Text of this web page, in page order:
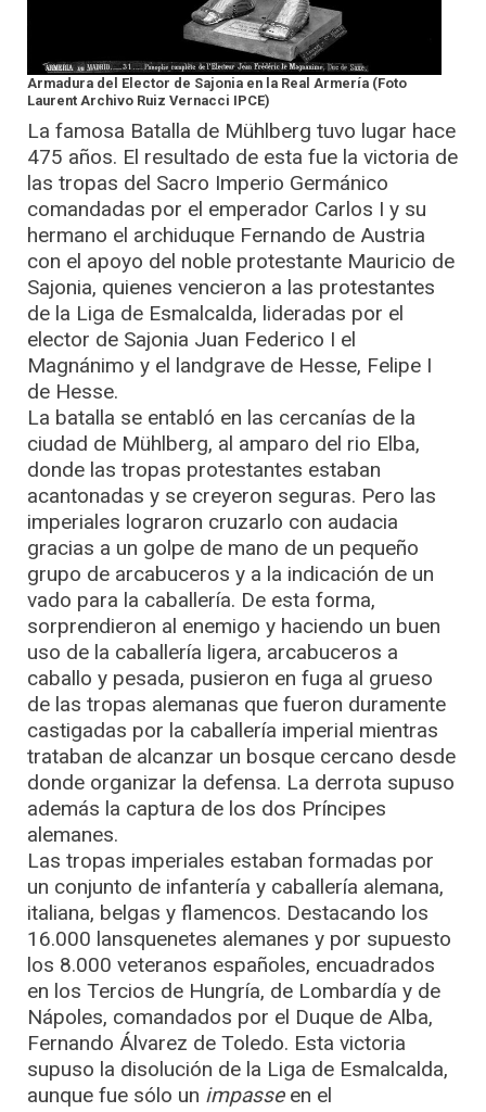
Armadura del Elector de Sajonia en la Real Armería (Foto
Laurent Archivo Ruiz Vernacci IPCE)
La famosa Batalla de Mühlberg tuvo lugar hace
475 años. El resultado de esta fue la victoria de
las tropas del Sacro Imperio Germánico
comandadas por el emperador Carlos I y su
hermano el archiduque Fernando de Austria
con el apoyo del noble protestante Mauricio de
Sajonia, quienes vencieron a las protestantes
de la Liga de Esmalcalda, lideradas por el
elector de Sajonia Juan Federico I el
Magnánimo y el landgrave de Hesse, Felipe I
de Hesse.
La batalla se entabló en las cercanías de la
ciudad de Mühlberg, al amparo del rio Elba,
donde las tropas protestantes estaban
acantonadas y se creyeron seguras. Pero las
imperiales lograron cruzarlo con audacia
gracias a un golpe de mano de un pequeño
grupo de arcabuceros y a la indicación de un
vado para la caballería. De esta forma,
sorprendieron al enemigo y haciendo un buen
uso de la caballería ligera, arcabuceros a
caballo y pesada, pusieron en fuga al grueso
de las tropas alemanas que fueron duramente
castigadas por la caballería imperial mientras
trataban de alcanzar un bosque cercano desde
donde organizar la defensa. La derrota supuso
además la captura de los dos Príncipes
alemanes.
Las tropas imperiales estaban formadas por
un conjunto de infantería y caballería alemana,
italiana, belgas y flamencos. Destacando los
16.000 lansquenetes alemanes y por supuesto
los 8.000 veteranos españoles, encuadrados
en los Tercios de Hungría, de Lombardía y de
Nápoles, comandados por el Duque de Alba,
Fernando Álvarez de Toledo. Esta victoria
supuso la disolución de la Liga de Esmalcalda,
aunque fue sólo un impasseen el